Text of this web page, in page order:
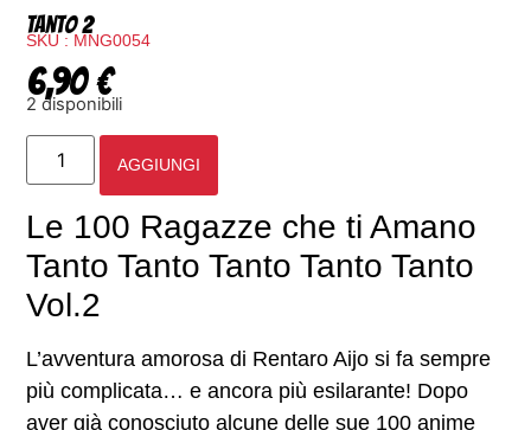
tanto 2
SKU : MNG0054
6,90€
2 disponibili
AGGIUNGI
Le 100 Ragazze che ti Amano
Tanto Tanto Tanto Tanto Tanto
Vol.2
L’avventura amorosa di Rentaro Aijo si fa sempre
più complicata… e ancora più esilarante! Dopo
aver già conosciuto alcune delle sue 100 anime